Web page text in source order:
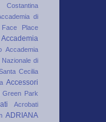
Costantina
di
Face Place
Accademia
Accademia
di
Cecilia
Accessori
Park
Acrobati
ADRIANA